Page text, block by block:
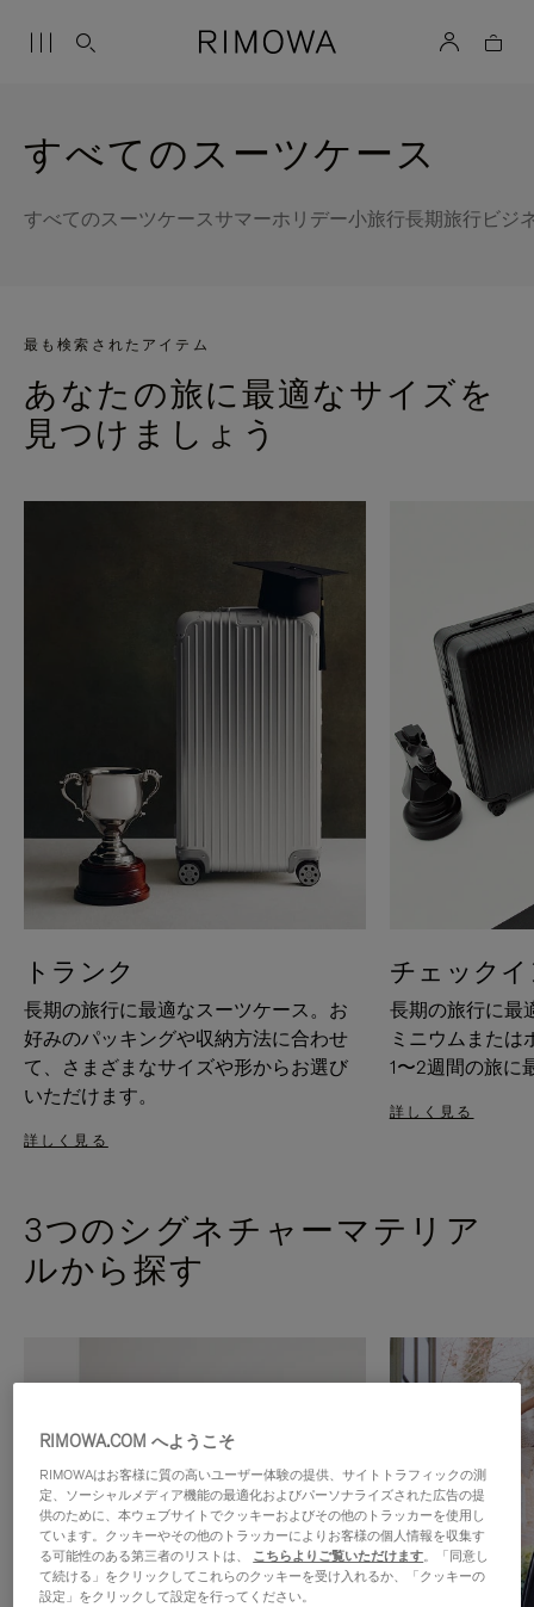
すべてのスーツケース
すべてのスーツケースサマーホリデー小旅行長期旅行ビジ
最も検索されたアイテム
あなたの旅に最適なサイズを
見つけましょう
トランク
長期の旅行に最適なスーツケース。お
好みのパッキングや収納方法に合わせ
て、さまざまなサイズや形からお選び
いただけます。
詳しく見る
チェック
長期の旅行に最
ミニウムまたは
1〜2週間の旅に
詳しく見る
3つのシグネチャーマテリア
ルから探す
RIMOWA.COM へようこそ
RIMOWAはお客様に質の高いユーザー体験の提供、サイトトラフィックの測
定、ソーシャルメディア機能の最適化およびパーソナライズされた広告の提
供のために、本ウェブサイトでクッキーおよびその他のトラッカーを使用し
ています。クッキーやその他のトラッカーによりお客様の個人情報を収集す
る可能性のある第三者のリストは、 こちらよりご覧いただけます。「同意し
て続ける」をクリックしてこれらのクッキーを受け入れるか、「クッキーの
設定」をクリックして設定を行ってください。